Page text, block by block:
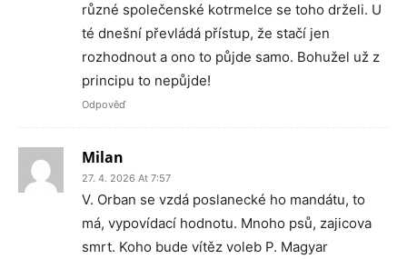
různé společenské kotrmelce se toho drželi. U
té dnešní převládá přístup, že stačí jen
rozhodnout a ono to půjde samo. Bohužel už z
principu to nepůjde!
Odpověď
Milan
27. 4. 2026 At 7:57
V. Orban se vzdá poslanecké ho mandátu, to
má, vypovídací hodnotu. Mnoho psů, zajicova
smrt. Koho bude vítěz voleb P. Magyar